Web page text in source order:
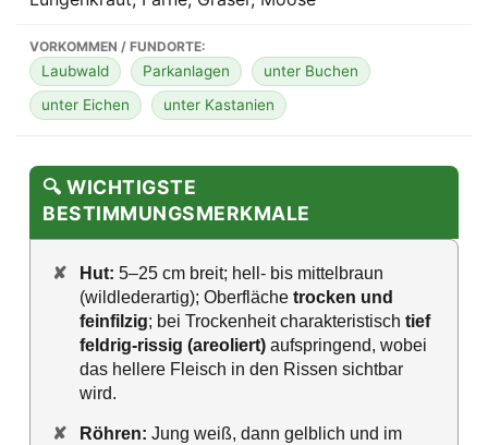
VORKOMMEN / FUNDORTE:
Laubwald Parkanlagen
unter Buchen
unter Eichen
unter Kastanien
🔍 WICHTIGSTE
BESTIMMUNGSMERKMALE
✘ Hut: 5–25 cm breit; hell- bis mittelbraun
(wildlederartig); Oberfläche trocken und
feinfilzig; bei Trockenheit charakteristisch tief
feldrig-rissig (areoliert) aufspringend, wobei
das hellere Fleisch in den Rissen sichtbar
wird.
✘ Röhren: Jung weiß, dann gelblich und im